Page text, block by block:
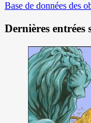
Base de données des
Dernières entrées